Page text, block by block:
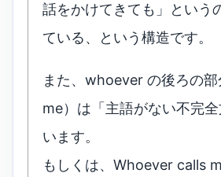
話をかけてきても」という
ている、という構造です。
また、whoever の後ろの
me）は「主語がない不完
います。
もしくは、Whoever calls